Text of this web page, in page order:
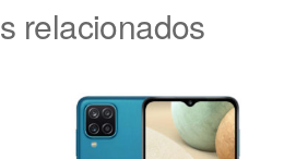
relacionados